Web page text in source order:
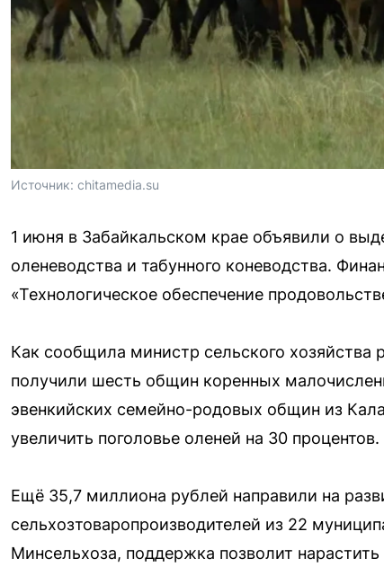
Источник: chitamedia.su
1 июня в Забайкальском крае объявили о
оленеводства и табунного коневодства.
«Технологическое обеспечение
Как сообщила министр сельского
получили шесть общин коренных
эвенкийских семейно-родовых общин из
увеличить поголовье оленей на 30 процентов.
Ещё 35,7 миллиона рублей направили на
сельхозтоваропроизводителей из 22
Минсельхоза, поддержка позволит